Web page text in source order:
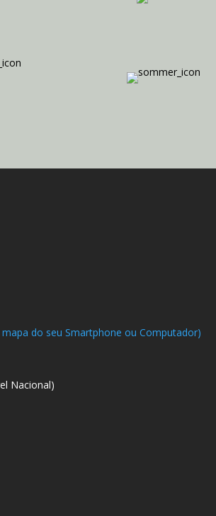
do seu Smartphone ou Computador)
Nacional)